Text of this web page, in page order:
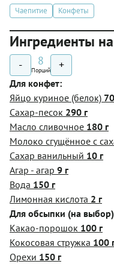
Чаепитие Конфеты
Ингредиенты
- 8
Порций +
Для конфет:
Яйцо куриное (белок)
Сахар-песок 290 г
Масло сливочное 180 г
Молоко сгущённое с
Сахар ванильный 10 г
Агар - агар 9 г
Вода 150 г
Лимонная кислота 2 г
Для обсыпки (на
Какао-порошок 100 г
Кокосовая стружка 100
Орехи 150 г